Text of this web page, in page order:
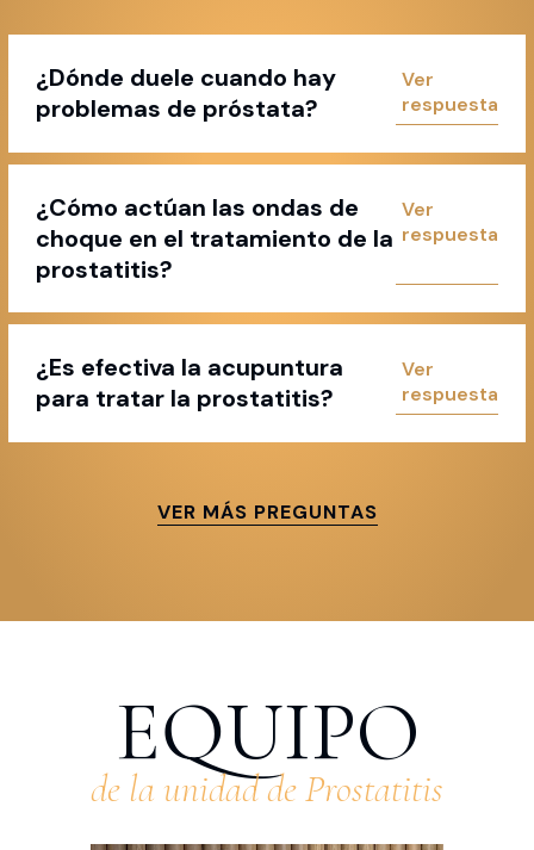
¿Dónde duele cuando hay
problemas de próstata?
¿Cómo actúan las ondas de
choque en el tratamiento de la
prostatitis?
¿Es efectiva la acupuntura
para tratar la prostatitis?
VER MÁS PREGUNTAS
EQUIPO
de la unidad de Prostatitis